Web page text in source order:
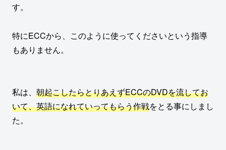
す。
特にECCから、このように使ってくださいという指導
もありません。
私は、 朝起こしたらとりあえずECCのDVDを流してお
いて、英語になれていってもらう作戦をとる事にしまし
た。